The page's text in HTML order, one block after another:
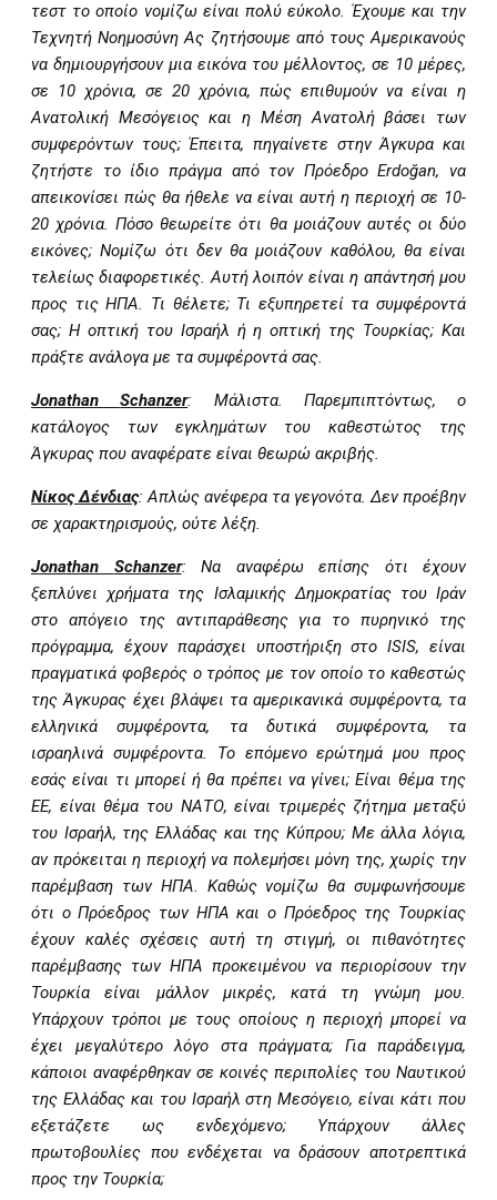
τεστ το οποίο νομίζω είναι πολύ εύκολο. Έχουμε και την
Τεχνητή Νοημοσύνη Ας ζητήσουμε από τους Αμερικανούς
να δημιουργήσουν μια εικόνα του μέλλοντος, σε 10 μέρες,
σε 10 χρόνια, σε 20 χρόνια, πώς επιθυμούν να είναι η
Ανατολική Μεσόγειος και η Μέση Ανατολή βάσει των
συμφερόντων τους; Έπειτα, πηγαίνετε στην Άγκυρα και
ζητήστε το ίδιο πράγμα από τον ΠρόεδροErdoğan, να
απεικονίσει πώς θα ήθελε να είναι αυτή η περιοχή σε 10-
20 χρόνια. Πόσο θεωρείτε ότι θα μοιάζουν αυτές οι δύο
εικόνες; Νομίζω ότι δεν θα μοιάζουν καθόλου, θα είναι
τελείως διαφορετικές. Αυτή λοιπόν είναι η απάντησή μου
προς τις ΗΠΑ. Τι θέλετε; Τι εξυπηρετεί τα συμφέροντά
σας; Η οπτική του Ισραήλ ή η οπτική της Τουρκίας; Και
πράξτε ανάλογα με τα συμφέροντά σας.
Jonathan Schanzer: Μάλιστα. Παρεμπιπτόντως, ο
κατάλογος των εγκλημάτων του καθεστώτος της
Άγκυρας που αναφέρατε είναι θεωρώ ακριβής.
Νίκος Δένδιας: Απλώς ανέφερα τα γεγονότα. Δεν προέβην
σε χαρακτηρισμούς, ούτε λέξη.
Jonathan Schanzer: Να αναφέρω επίσης ότι έχουν
ξεπλύνει χρήματα της Ισλαμικής Δημοκρατίας του Ιράν
στο απόγειο της αντιπαράθεσης για το πυρηνικό της
πρόγραμμα, έχουν παράσχει υποστήριξη στοISIS, είναι
πραγματικά φοβερός ο τρόπος με τον οποίο το καθεστώς
της Άγκυρας έχει βλάψει τα αμερικανικά συμφέροντα, τα
ελληνικά συμφέροντα, τα δυτικά συμφέροντα, τα
ισραηλινά συμφέροντα. Το επόμενο ερώτημά μου προς
εσάς είναι τι μπορεί ή θα πρέπει να γίνει; Είναι θέμα της
ΕΕ, είναι θέμα του ΝΑΤΟ, είναι τριμερές ζήτημα μεταξύ
του Ισραήλ, της Ελλάδας και της Κύπρου; Με άλλα λόγια,
αν πρόκειται η περιοχή να πολεμήσει μόνη της, χωρίς την
παρέμβαση των ΗΠΑ. Καθώς νομίζω θα συμφωνήσουμε
ότι ο Πρόεδρος των ΗΠΑ και ο Πρόεδρος της Τουρκίας
έχουν καλές σχέσεις αυτή τη στιγμή, οι πιθανότητες
παρέμβασης των ΗΠΑ προκειμένου να περιορίσουν την
Τουρκία είναι μάλλον μικρές, κατά τη γνώμη μου.
Υπάρχουν τρόποι με τους οποίους η περιοχή μπορεί να
έχει μεγαλύτερο λόγο στα πράγματα; Για παράδειγμα,
κάποιοι αναφέρθηκαν σε κοινές περιπολίες του Ναυτικού
της Ελλάδας και του Ισραήλ στη Μεσόγειο, είναι κάτι που
εξετάζετε ως ενδεχόμενο; Υπάρχουν άλλες
πρωτοβουλίες που ενδέχεται να δράσουν αποτρεπτικά
προς την Τουρκία;